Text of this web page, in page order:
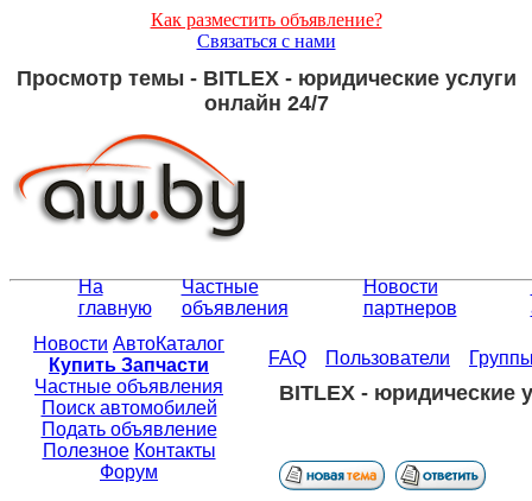
Как разместить объявление?
Связаться с нами
Просмотр темы - BITLEX - юридические услуги
онлайн 24/7
На
главную
Частные
объявления
Новости
партнеров
Новости АвтоКаталог
Купить Запчасти
Частные объявления
Поиск автомобилей
Подать объявление
Полезное Контакты
Форум
FAQ Пользователи
BITLEX - юридические